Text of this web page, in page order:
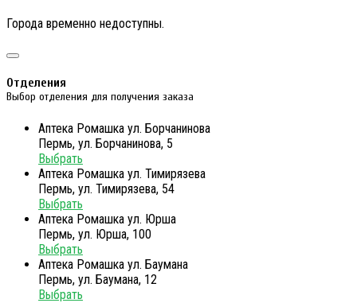
Города временно недоступны.
Отделения
Выбор отделения для получения заказа
Аптека Ромашка ул. Борчанинова
Пермь, ул. Борчанинова, 5
Выбрать
Аптека Ромашка ул. Тимирязева
Пермь, ул. Тимирязева, 54
Выбрать
Аптека Ромашка ул. Юрша
Пермь, ул. Юрша, 100
Выбрать
Аптека Ромашка ул. Баумана
Пермь, ул. Баумана, 12
Выбрать